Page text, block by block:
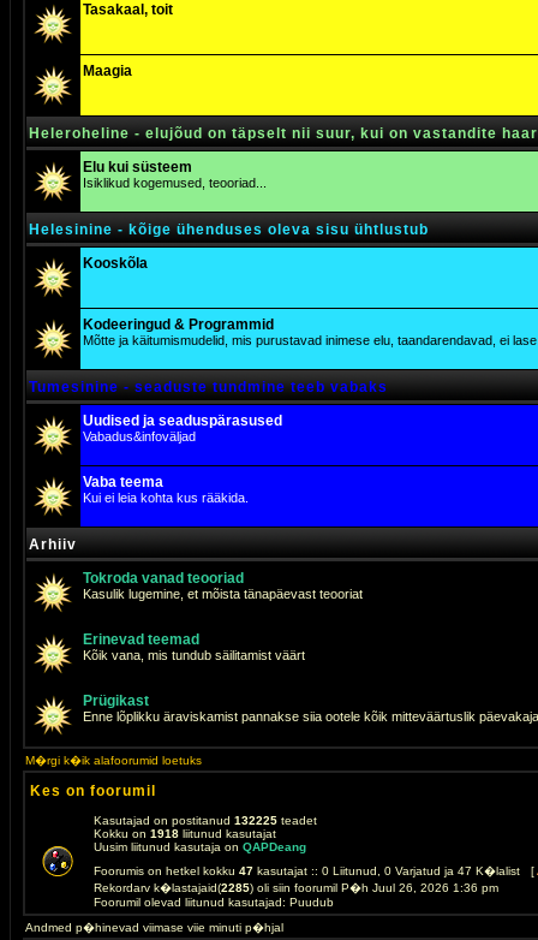
Tasakaal, toit
Maagia
Heleroheline - elujõud on täpselt nii suur, kui on vastandite
Elu kui süsteem
Isiklikud kogemused, teooriad...
Helesinine - kõige ühenduses oleva sisu ühtlustub
Kooskõla
Kodeeringud & Programmid
Mõtte ja käitumismudelid, mis purustavad inimese elu, taandarendavad, ei
Tumesinine - seaduste tundmine teeb vabaks
Uudised ja seaduspärasused
Vabadus&infoväljad
Vaba teema
Kui ei leia kohta kus rääkida.
Arhiiv
Tokroda vanad teooriad
Kasulik lugemine, et mõista tänapäevast teooriat
Erinevad teemad
Kõik vana, mis tundub säilitamist väärt
Prügikast
Enne lõplikku äraviskamist pannakse siia ootele kõik mitteväärtuslik
M�rgi k�ik alafoorumid loetuks
Kes on foorumil
Kasutajad on postitanud 132225 teadet
Kokku on 1918 liitunud kasutajat
Uusim liitunud kasutaja on QAPDeang
Foorumis on hetkel kokku 47 kasutajat :: 0 Liitunud, 0 Varjatud ja 47 K�lalist [
Rekordarv k�lastajaid(2285) oli siin foorumil P�h Juul 26, 2026 1:36 pm
Foorumil olevad liitunud kasutajad: Puudub
Andmed p�hinevad viimase viie minuti p�hjal